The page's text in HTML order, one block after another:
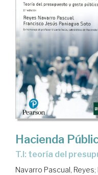
Hacienda
T.I: teoría del
Navarro Pascual, Reyes;